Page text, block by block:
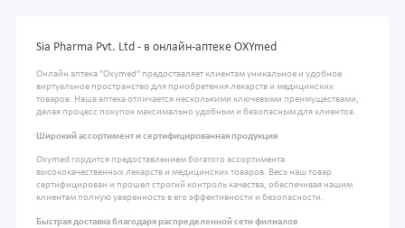
Sia Pharma Pvt. Ltd - в онлайн-аптеке OXYmed
Онлайн аптека "Oxymed" предоставляет клиентам уникальное и удобное
виртуальное пространство для приобретения лекарств и медицинских
товаров. Наша аптека отличается несколькими ключевыми преимуществами,
делая процесс покупок максимально удобным и безопасным для клиентов.
Широкий ассортимент и сертифицированная продукция
Oxymed гордится предоставлением богатого ассортимента
высококачественных лекарств и медицинских товаров. Весь наш товар
сертифицирован и прошел строгий контроль качества, обеспечивая нашим
клиентам полную уверенность в его эффективности и безопасности.
Быстрая доставка благодаря распределенной сети филиалов